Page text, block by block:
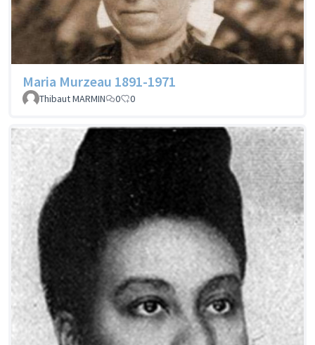
Maria Murzeau 1891-1971
Thibaut MARMIN 0 0